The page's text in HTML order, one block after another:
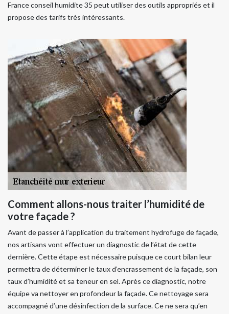
France conseil humidite 35 peut utiliser des outils appropriés et il
propose des tarifs très intéressants.
Comment allons-nous traiter l’humidité de
votre façade ?
Avant de passer à l’application du traitement hydrofuge de façade,
nos artisans vont effectuer un diagnostic de l’état de cette
dernière. Cette étape est nécessaire puisque ce court bilan leur
permettra de déterminer le taux d’encrassement de la façade, son
taux d’humidité et sa teneur en sel. Après ce diagnostic, notre
équipe va nettoyer en profondeur la façade. Ce nettoyage sera
accompagné d’une désinfection de la surface. Ce ne sera qu’en